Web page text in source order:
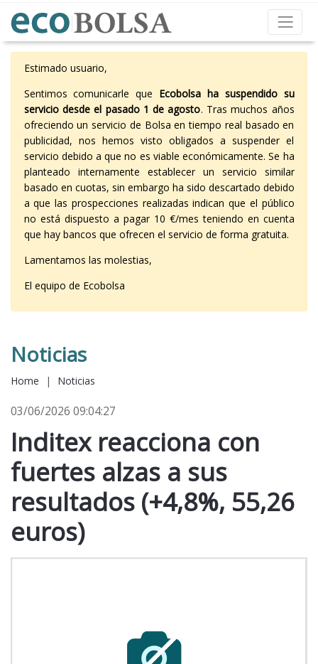
Estimado usuario,
Sentimos comunicarle que Ecobolsa ha suspendido su
servicio desde el pasado 1 de agosto. Tras muchos años
ofreciendo un servicio de Bolsa en tiempo real basado en
publicidad, nos hemos visto obligados a suspender el
servicio debido a que no es viable económicamente. Se ha
planteado internamente establecer un servicio similar
basado en cuotas, sin embargo ha sido descartado debido
a que las prospecciones realizadas indican que el público
no está dispuesto a pagar 10 €/mes teniendo en cuenta
que hay bancos que ofrecen el servicio de forma gratuita.
Lamentamos las molestias,
El equipo de Ecobolsa
Noticias
Home | Noticias
03/06/2026 09:04:27
Inditex reacciona con
fuertes alzas a sus
resultados (+4,8%, 55,26
euros)